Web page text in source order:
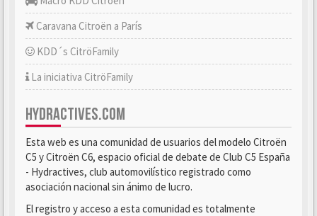
Caravana Citroën a París
KDD´s CitröFamily
La iniciativa CitröFamily
HYDRACTIVES.COM
Esta web es una comunidad de usuarios del modelo Citroën
C5 y Citroën C6, espacio oficial de debate de Club C5 España
- Hydractives, club automovilístico registrado como
asociación nacional sin ánimo de lucro.
El registro y acceso a esta comunidad es totalmente